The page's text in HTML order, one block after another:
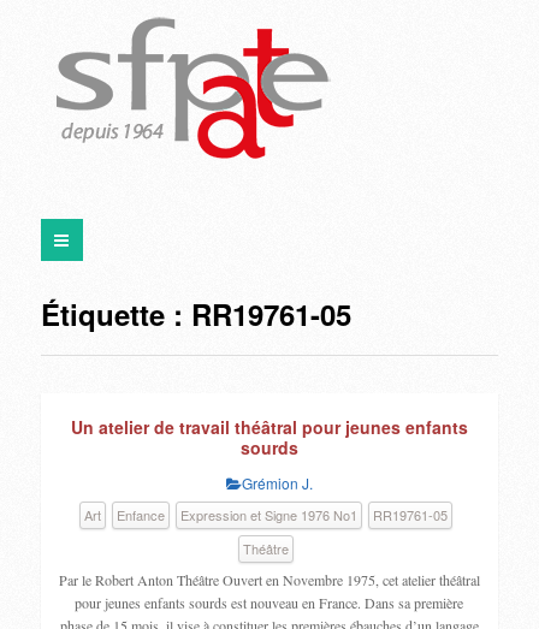
Étiquette : RR19761-05
Un atelier de travail théâtral pour jeunes enfants
sourds
Grémion J.
Art Enfance Expression et Signe 1976 No1
RR19761-05
Théâtre
Par le Robert Anton Théâtre Ouvert en Novembre 1975, cet atelier théâtral
pour jeunes enfants sourds est nouveau en France. Dans sa première